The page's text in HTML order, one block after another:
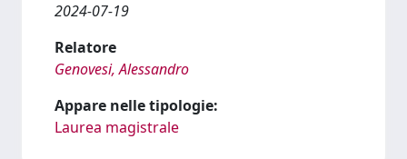
2024-07-19
Relatore
Genovesi, Alessandro
Appare nelle tipologie:
Laurea magistrale